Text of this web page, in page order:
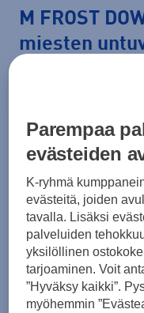
M FROST
miesten
Koko
S M L
Kokotaulukko
Parempaa
evästeiden
K-ryhmä
evästeitä, joiden
tavalla. Lisäksi
palveluiden
yksilöllinen
tarjoaminen. Voit
”Hyväksy kaikki”.
myöhemmin